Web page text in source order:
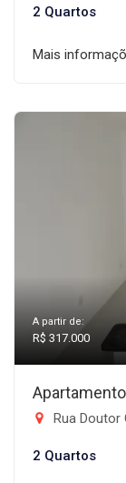
2 Quartos
Mais
A partir de:
R$ 317.000
Rua Doutor
2 Quartos